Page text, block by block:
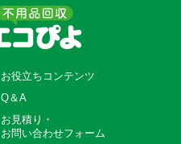
お役立ちコンテンツ
Q＆A
お見積り・
お問い合わせフォーム